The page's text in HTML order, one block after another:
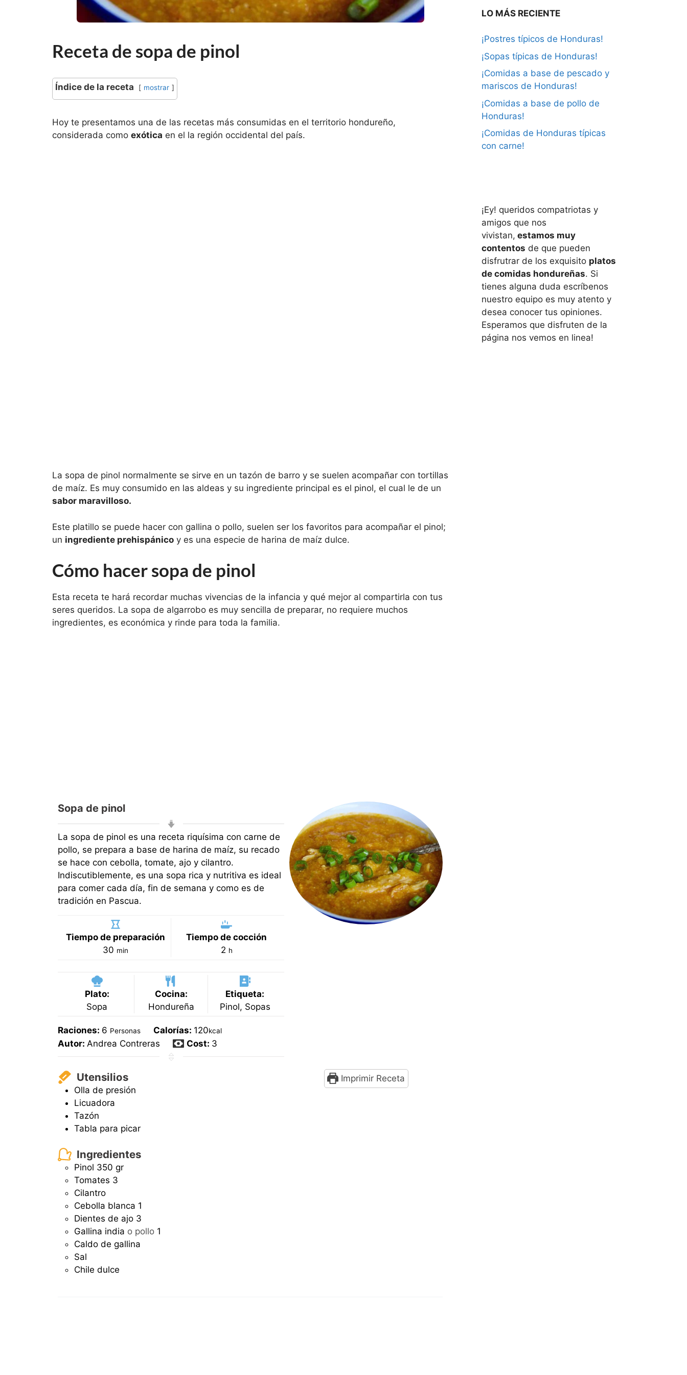
Receta de sopa de pinol
Índice de la receta mostrar
Hoy te presentamos una de las recetas más consumidas en el territorio hondureño,
considerada como exótica en el la región occidental del país.
La sopa de pinol normalmente se sirve en un tazón de barro y se suelen acompañar con tortillas
de maíz. Es muy consumido en las aldeas y su ingrediente principal es el pinol, el cual le de un
sabor maravilloso.
Este platillo se puede hacer con gallina o pollo, suelen ser los favoritos para acompañar el pinol;
un ingrediente prehispánico y es una especie de harina de maíz dulce.
Cómo hacer sopa de pinol
Esta receta te hará recordar muchas vivencias de la infancia y qué mejor al compartirla con tus
seres queridos. La sopa de algarrobo es muy sencilla de preparar, no requiere muchos
ingredientes, es económica y rinde para toda la familia.
Imprimir Receta
Sopa de pinol
La sopa de pinol es una receta riquísima con carne de
pollo, se prepara a base de harina de maíz, su recado
se hace con cebolla, tomate, ajo y cilantro.
Indiscutiblemente, es una sopa rica y nutritiva es ideal
para comer cada día, fin de semana y como es de
tradición en Pascua.
Tiempo de preparación
30 minutos
min
Tiempo de cocción
2horas
h
Plato:
Sopa
Cocina:
Hondureña
Etiqueta:
Pinol, Sopas
Raciones: 6 Personas Calorías: 120kcal
Autor: Andrea Contreras Cost: 3
Utensilios
Olla de presión
Licuadora
Tazón
Tabla para picar
Ingredientes
Pinol 350 gr
Tomates 3
Cilantro
Cebolla blanca 1
Dientes de ajo 3
Gallina india o pollo 1
Caldo de gallina
Sal
Chile dulce
LO MÁS RECIENTE
¡Postres típicos de Honduras!
¡Sopas típicas de Honduras!
¡Comidas a base de pescado y
mariscos de Honduras!
¡Comidas a base de pollo de
Honduras!
¡Comidas de Honduras típicas
con carne!
¡Ey! queridos compatriotas y
amigos que nos
vivistan, estamos muy
contentos de que pueden
disfrutrar de los exquisito platos
de comidas hondureñas. Si
tienes alguna duda escríbenos
nuestro equipo es muy atento y
desea conocer tus opiniones.
Esperamos que disfruten de la
página nos vemos en linea!